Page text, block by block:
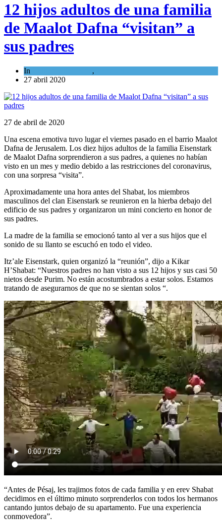
12 hijos adultos de una familia
de Maalot Dafna “visitan” a
sus padres
In ,
27 abril 2020
27 de abril de 2020
Una escena emotiva tuvo lugar el viernes pasado en el barrio Maalot
Dafna de Jerusalem. Los diez hijos adultos de la familia Eisenstark
de Maalot Dafna sorprendieron a sus padres, a quienes no habían
visto en un mes y medio debido a las restricciones del coronavirus,
con una sorpresa “visita”.
Aproximadamente una hora antes del Shabat, los miembros
masculinos del clan Eisenstark se reunieron en la hierba debajo del
edificio de sus padres y organizaron un mini concierto en honor de
sus padres.
La madre de la familia se emocionó tanto al ver a sus hijos que el
sonido de su llanto se escuchó en todo el video.
Itz’ale Eisenstark, quien organizó la “reunión”, dijo a Kikar
H’Shabat: “Nuestros padres no han visto a sus 12 hijos y sus casi 50
nietos desde Purim. No están acostumbrados a estar solos. Estamos
tratando de asegurarnos de que no se sientan solos “.
“Antes de Pésaj, les trajimos fotos de cada familia y en erev Shabat
decidimos en el último minuto sorprenderlos con todos los hermanos
cantando juntos debajo de su apartamento. Fue una experiencia
conmovedora”.